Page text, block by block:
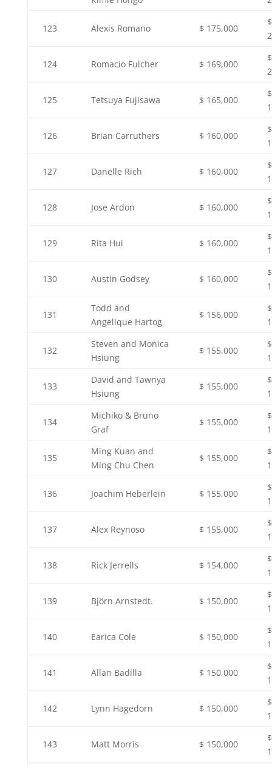
123 Alexis Romano $ 175,000
$
124 Romacio Fulcher $ 169,000
$
125 Tetsuya Fujisawa $ 165,000
$
126 Brian Carruthers $ 160,000
$
127 Danelle Rich $ 160,000
$
128 Jose Ardon $ 160,000
$
129 Rita Hui $ 160,000
$
130 Austin Godsey $ 160,000
$
131
Todd and
Angelique Hartog
$ 156,000
$
132
Steven and Monica
Hsiung
$ 155,000
$
133
David and Tawnya
Hsiung
$ 155,000
$
134
Michiko & Bruno
Graf
$ 155,000
$
135
Ming Kuan and
Ming Chu Chen
$ 155,000
$
136 Joachim Heberlein $ 155,000
$
137 Alex Reynoso $ 155,000
$
138 Rick Jerrells $ 154,000
$
139 Björn Arnstedt. $ 150,000
$
140 Earica Cole $ 150,000
$
141 Allan Badilla $ 150,000
$
142 Lynn Hagedorn $ 150,000
$
143 Matt Morris $ 150,000
$